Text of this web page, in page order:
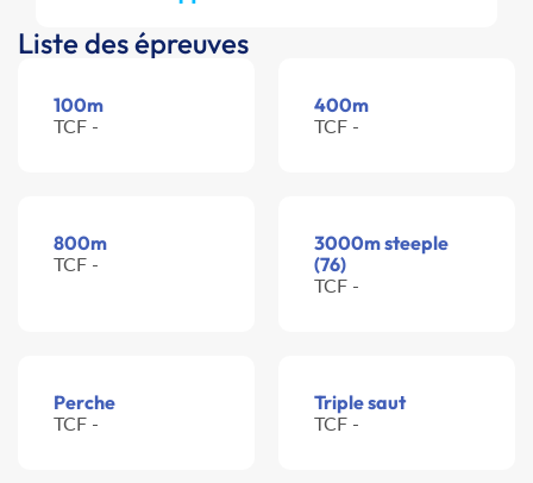
Liste des épreuves
100m
TCF -
400m
TCF -
800m
TCF -
3000m steeple
(76)
TCF -
Perche
TCF -
Triple saut
TCF -